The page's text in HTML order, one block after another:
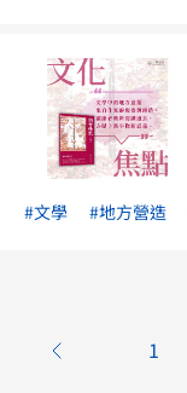
#文學 #地方營造
1